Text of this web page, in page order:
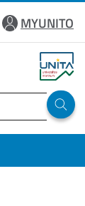
MYUNITO
Run